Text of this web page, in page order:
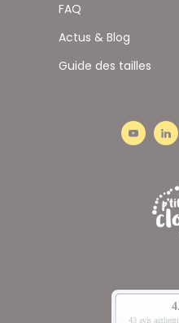
FAQ
Actus & Blog
Guide des tailles